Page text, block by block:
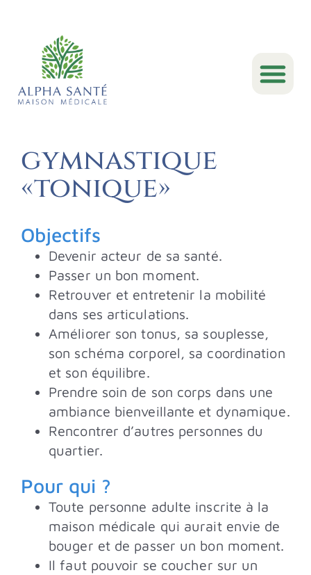
gymnastique
«tonique»
Objectifs
Devenir acteur de sa santé.
Passer un bon moment.
Retrouver et entretenir la mobilité
dans ses articulations.
Améliorer son tonus, sa souplesse,
son schéma corporel, sa coordination
et son équilibre.
Prendre soin de son corps dans une
ambiance bienveillante et dynamique.
Rencontrer d’autres personnes du
quartier.
Pour qui ?
Toute personne adulte inscrite à la
maison médicale qui aurait envie de
bouger et de passer un bon moment.
Il faut pouvoir se coucher sur un